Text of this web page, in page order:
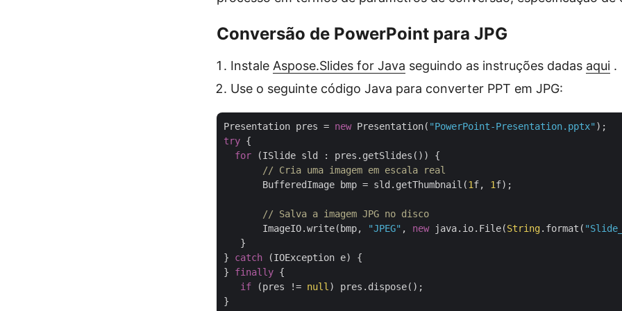
Conversão de PowerPoint para JPG
Instale Aspose.Slides for Java seguindo as instruções dadas aqui .
Use o seguinte código Java para converter PPT em JPG:
Presentation pres = new Presentation( "PowerPoint-Presentation.pptx"
try {
for (ISlide sld : pres.getSlides()) {
// Cria uma imagem em escala real
       BufferedImage bmp = sld.getThumbnail(
1f, 1f);
// Salva a imagem JPG no disco
       ImageIO.write(bmp,
"JPEG" , new java.io.File(String.format(
   }
} catch (IOException e) {
} finally {
if (pres != null ) pres.dispose();